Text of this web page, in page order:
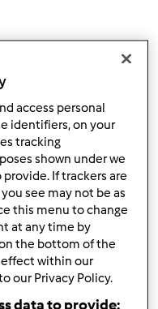
modelu.Chetnie
dla
kuchni i chcialabym
gotowania a
kosztow gdyby moja
Czekam na
gospodyn czesto
access personal
identifiers, on your
tracking
shown under we
If trackers are
see may not be as
this menu to change
at any time by
the bottom of the
effect within our
our Privacy Policy.
data to provide: